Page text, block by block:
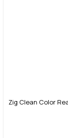
Zig Clean Color